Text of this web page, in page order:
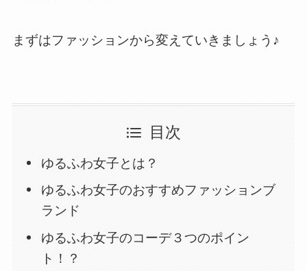
まずはファッションから変えていきましょう♪
目次
ゆるふわ女子とは？
ゆるふわ女子のおすすめファッションブ
ランド
ゆるふわ女子のコーデ３つのポイン
ト！？